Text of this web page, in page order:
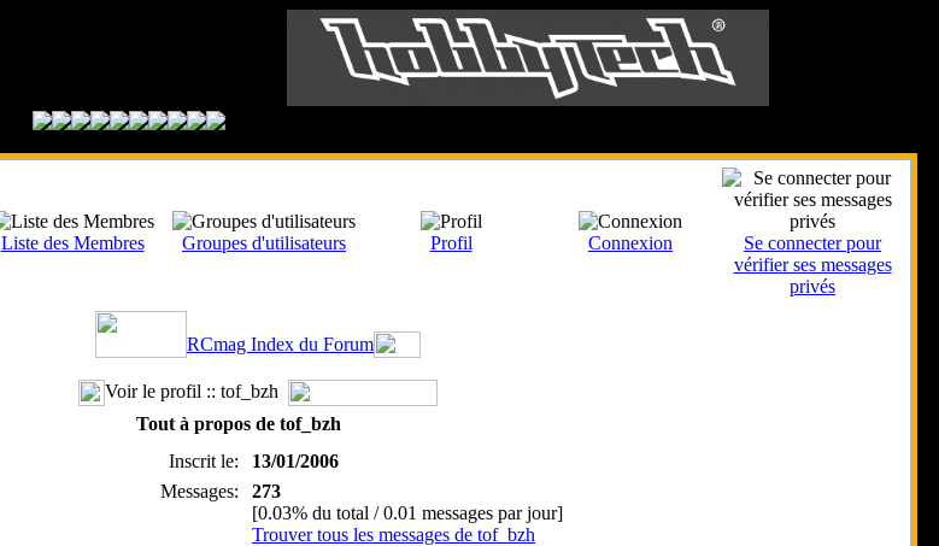
Liste des Membres Groupes d'utilisateurs Profil Connexion
Se connecter pour
vérifier ses messages
privés
RCmag Index du Forum
Voir le profil :: tof_bzh
Tout à propos de tof_bzh
Inscrit le:
13/01/2006
Messages:
273
[0.03% du total / 0.01 messages par jour]
Trouver tous les messages de tof_bzh